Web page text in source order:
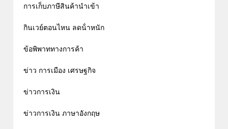
การเก็บภาษีสินค้านำเข้า
กินเวย์ตอนไหน ลดน้ําหนัก
ข้อพิพาททางการค้า
ข่าว การเมือง เศรษฐกิจ
ข่าวการเงิน
ข่าวการเงิน ภาษาอังกฤษ